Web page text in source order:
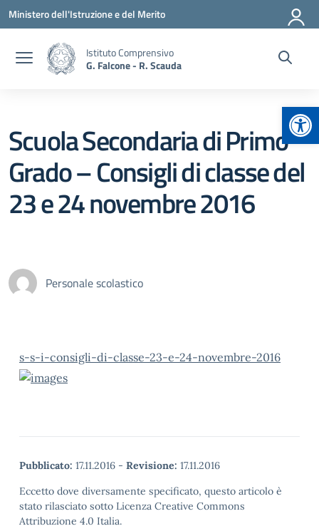
Vai ai contenuti
Vai al menu di navigazione
Vai al footer
Ministero dell'Istruzione e del Merito
Istituto Comprensivo
G. Falcone - R. Scauda
Scuola Secondaria di Primo
Grado – Consigli di classe del
23 e 24 novembre 2016
Personale scolastico
s-s-i-consigli-di-classe-23-e-24-novembre-2016
Pubblicato: 17.11.2016 - Revisione: 17.11.2016
Eccetto dove diversamente specificato, questo articolo è
stato rilasciato sotto Licenza Creative Commons
Attribuzione 4.0 Italia.